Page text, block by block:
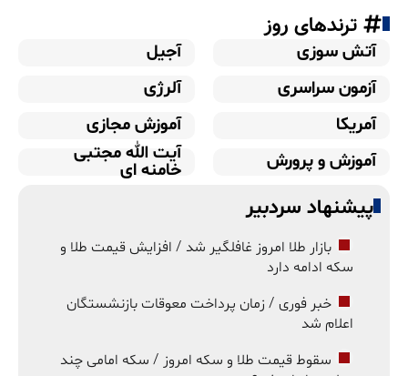
ترندهای روز
آتش سوزی
آجیل
آزمون سراسری
آلرژی
آمریکا
آموزش مجازی
آموزش و پرورش
آیت الله مجتبی
خامنه ای
پیشنهاد سردبیر
بازار طلا امروز غافلگیر شد / افزایش قیمت طلا و
سکه ادامه دارد
خبر فوری / زمان پرداخت معوقات بازنشستگان
اعلام شد
سقوط قیمت طلا و سکه امروز / سکه امامی چند